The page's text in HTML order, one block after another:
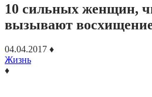
10 сильных женщин,
вызывают
04.04.2017 ♦
Жизнь
♦